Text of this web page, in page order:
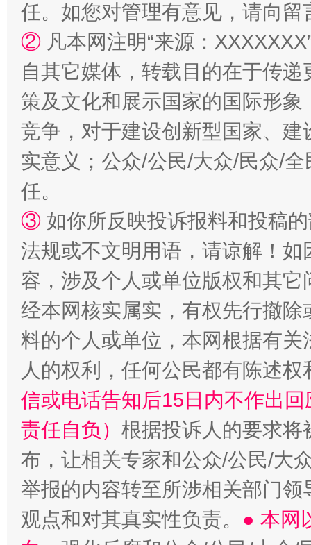
任。如您对管理有意见，请向
② 凡本网注明“来源：
自其它媒体，转载目的在于传
策及文化和展示国家的国际形
竞争，对于建设创新型国家、
实意义；公众/公民/大众/民众/
任。
③ 如你所反映投诉报料和投稿
法规或不文明用语，请谅解！
容，涉及个人或单位版权和其它
经本网核实属实，有权先行撤
料的个人或单位，本网根据有
人的权利，任何公民都有陈述
信或电话告知后15日内不作出
责任自负） 根据投诉人的要求将
布，让相关专家和公众/公民/大
举报的内容转至所涉相关部门
观点和对其真实性负责。 ● 本网